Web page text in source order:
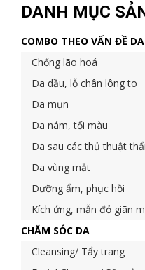
DANH MỤC
COMBO THEO VẤN ĐỀ DA
Chống lão hoá
Da dầu, lỗ chân lông to
Da mụn
Da nám, tối màu
Da sau các thủ thuật
Da vùng mắt
Dưỡng ẩm, phục hồi
Kích ứng, mẫn đỏ giãn
CHĂM SÓC DA
Cleansing/ Tẩy trang